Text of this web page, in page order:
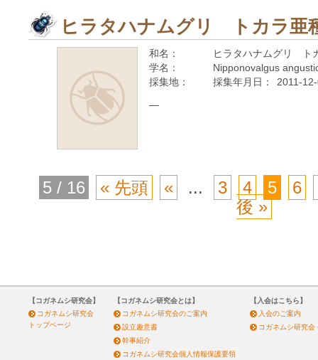
ヒラタハナムグリ トカラ亜
和名：
ヒラタハナムグリ ト
学名：
Nipponovalgus
採集地：
採集年月日： 2011-
—
5 / 16 « 先頭 « ... 3 4 5 6
後 »
【コガネムシ研究会】
コガネムシ研究会
トップページ
【コガネムシ研究会とは】
コガネムシ研究会のご案内
設立趣意書
幹事紹介
コガネムシ研究会個人情報保護要領
【入会はこちら】
入会のご案内
コガネムシ研究会